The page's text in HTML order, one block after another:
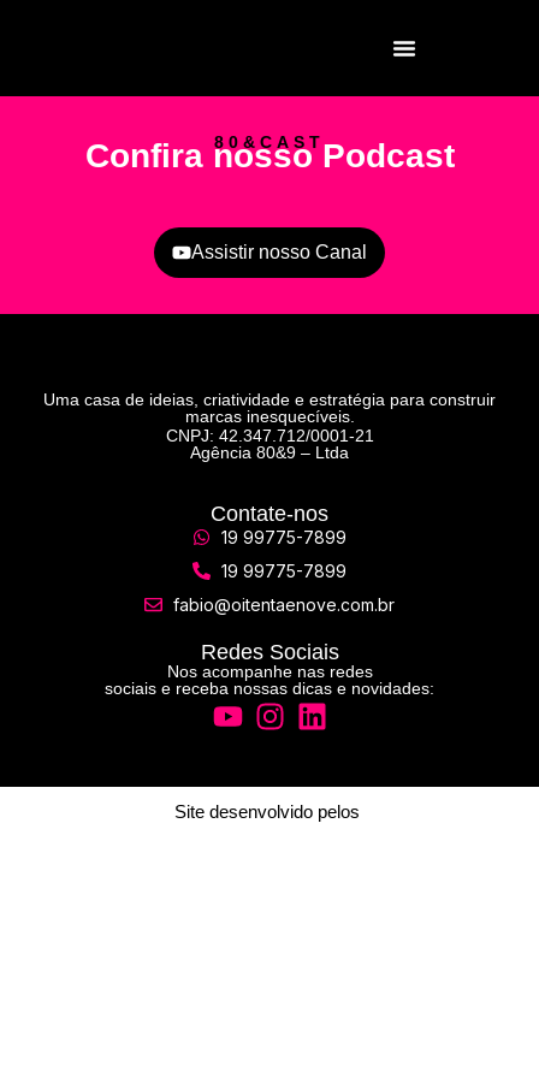
80&CAST
Confira nosso Podcast
Assistir nosso Canal
Uma casa de ideias, criatividade e estratégia para construir
marcas inesquecíveis.
CNPJ: 42.347.712/0001-21
Agência 80&9 – Ltda
Contate-nos
19 99775-7899
19 99775-7899
fabio@oitentaenove.com.br
Redes Sociais
Nos acompanhe nas redes
sociais e receba nossas dicas e novidades:
Site desenvolvido pelos